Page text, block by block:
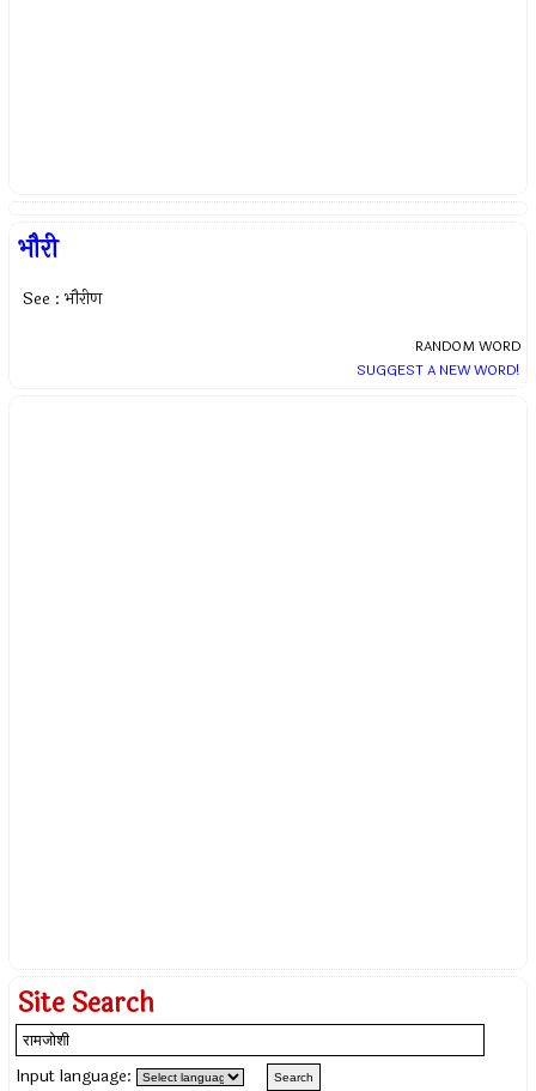
भौरी
See : भौरीण
RANDOM WORD
SUGGEST A NEW WORD!
Site Search
Input language: